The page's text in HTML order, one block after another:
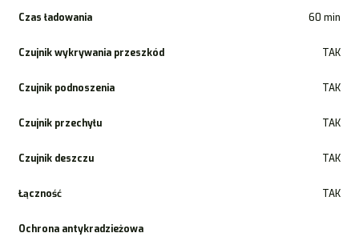
Czas ładowania 60 min
Czujnik wykrywania przeszkód TAK
Czujnik podnoszenia TAK
Czujnik przechyłu TAK
Czujnik deszczu TAK
Łączność TAK
Ochrona antykradzieżowa